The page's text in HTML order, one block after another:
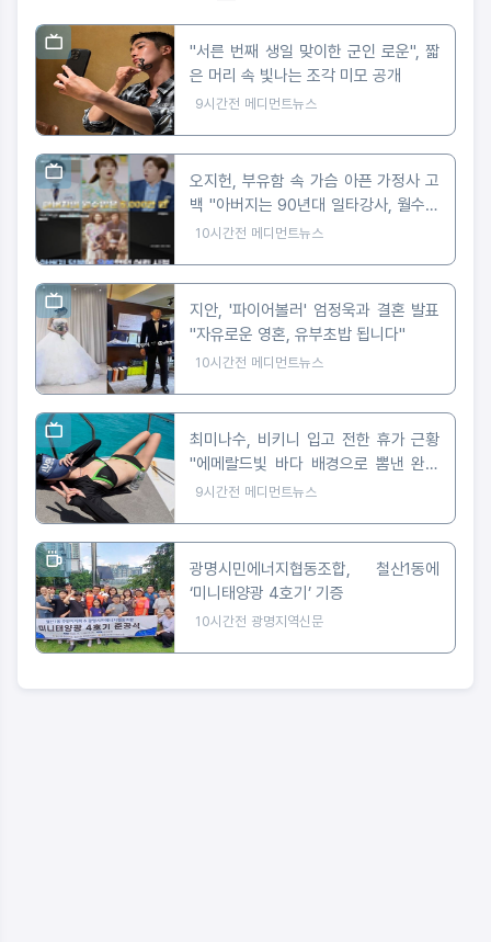
"서른 번째 생일 맞이한 군인 로운", 짧
은 머리 속 빛나는 조각 미모 공개
9시간전 메디먼트뉴스
오지헌, 부유함 속 가슴 아픈 가정사 고
백 "아버지는 90년대 일타강사, 월수입
5천만 원"
10시간전 메디먼트뉴스
지안, '파이어볼러' 엄정욱과 결혼 발표
"자유로운 영혼, 유부초밥 됩니다"
10시간전 메디먼트뉴스
최미나수, 비키니 입고 전한 휴가 근황
"에메랄드빛 바다 배경으로 뽐낸 완벽
피지컬"
9시간전 메디먼트뉴스
광명시민에너지협동조합, 철산1동에
‘미니태양광 4호기’ 기증
10시간전 광명지역신문